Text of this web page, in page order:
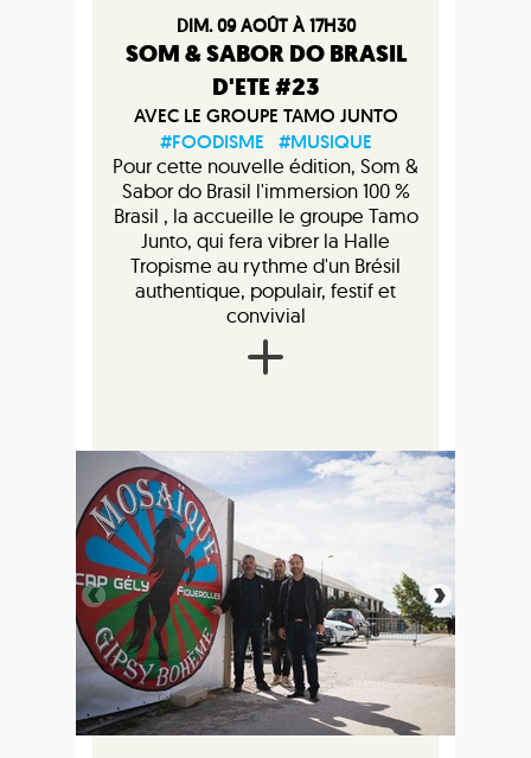
DIM. 09 AOÛT À 17H30
SOM & SABOR DO BRASIL
D'ETE #23
AVEC LE GROUPE TAMO JUNTO
#FOODISME
#MUSIQUE
Pour cette nouvelle édition, Som &
Sabor do Brasil l'immersion 100 %
Brasil , la accueille le groupe Tamo
Junto, qui fera vibrer la Halle
Tropisme au rythme d'un Brésil
authentique, populair, festif et
convivial